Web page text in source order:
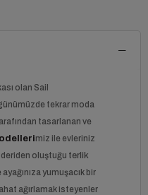
olan Sail
tekrar moda
tasarlanan ve
miz ile evleriniz
deriden oluştuğu terlik
yumuşacık bir
ağırlamak isteyenler